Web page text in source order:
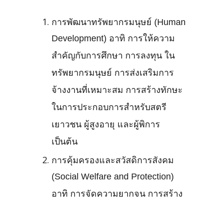
การพัฒนาทรัพยากรมนุษย์ (Human
Development) อาทิ การให้ความ
สำคัญกับการศึกษา การลงทุน ใน
ทรัพยากรมนุษย์ การส่งเสริมการ
จ้างงานที่เหมาะสม การสร้างทักษะ
ในการประกอบการสำหรับสตรี
เยาวชน ผู้สูงอายุ และผู้พิการ
เป็นต้น
การคุ้มครองและสวัสดิการสังคม
(Social Welfare and Protection)
อาทิ การจัดความยากจน การสร้าง